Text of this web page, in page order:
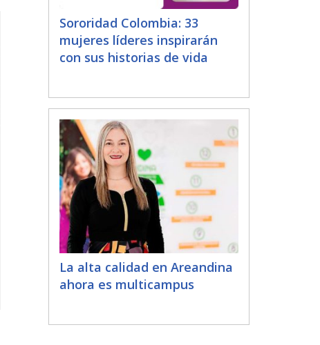
Sororidad Colombia: 33
mujeres líderes inspirarán
con sus historias de vida
La alta calidad en Areandina
ahora es multicampus